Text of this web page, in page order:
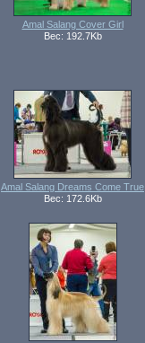
Amal Salang Cover Girl
Вес: 192.7Kb
Amal Salang Dreams Come True
Вес: 172.6Kb